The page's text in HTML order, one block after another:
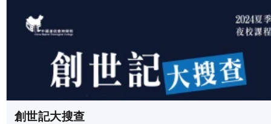
創世記大搜查